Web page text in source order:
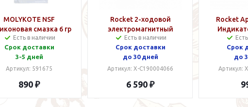
MOLYKOTE NSF
смазка 6 гр
Есть в наличии
Срок доставки
3-5 дней
Артикул: 591675
890 ₽
Rocket 2-ходовой
электромагнитный
клапан
Есть в наличии
Срок доставки
до 30 дней
Артикул: X-C190004066
6 590 ₽
Rocket
Срок
до
Артикул: